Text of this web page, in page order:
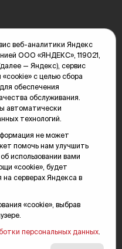
28А
16+
веб-аналитики Яндекс
ООО «ЯНДЕКС», 119021,
— Яндекс), сервис
с целью сбора
обеспечения
обслуживания.
автоматически
технологий.
не может
помочь нам улучшить
использовании вами
«cookie», будет
на серверах Яндекса в
«cookie», выбрав
персональных данных